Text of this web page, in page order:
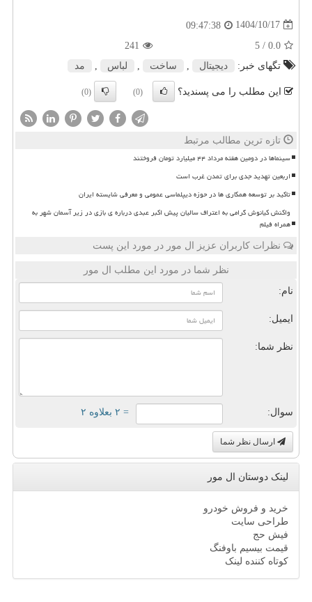
1404/10/17
09:47:38
0.0
/ 5
241
تگهای خبر:
دیجیتال , ساخت , لباس , مد
این مطلب را می پسندید؟ (0)
(0)
تازه ترین مطالب مرتبط
سینماها در دومین هفته مرداد ۴۴ میلیارد تومان فروختند
اربعین تهدید جدی برای تمدن غرب است
تاکید بر توسعه همکاری ها در حوزه دیپلماسی عمومی و معرفی شایسته ایران
واکنش کیانوش گرامی به اعتراف سالیان پیش اکبر عبدی درباره ی بازی در زیر آسمان شهر به
همراه فیلم
نظرات کاربران عزیز ال مور در مورد این پست
نظر شما در مورد این مطلب ال مور
نام:
ایمیل:
نظر شما:
سوال: = ۲ بعلاوه ۲
ارسال نظر شما
لینک دوستان ال مور
خرید و فروش خودرو
طراحی سایت
فیش حج
قیمت بیسیم باوفنگ
کوتاه کننده لینک